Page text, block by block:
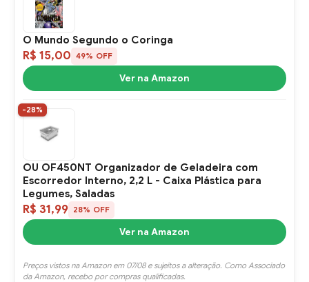
O Mundo Segundo o Coringa
R$ 15,00 49% OFF
Ver na Amazon
-28%
OU OF450NT Organizador de Geladeira com
Escorredor Interno, 2,2 L - Caixa Plástica para
Legumes, Saladas
R$ 31,99 28% OFF
Ver na Amazon
Preços vistos na Amazon em 07/08 e sujeitos a alteração. Como Associado
da Amazon, recebo por compras qualificadas.